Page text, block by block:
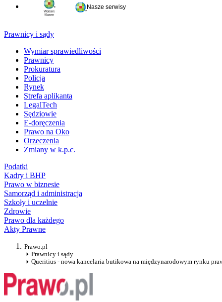
Nasze serwisy
Prawnicy i sądy
Wymiar sprawiedliwości
Prawnicy
Prokuratura
Policja
Rynek
Strefa aplikanta
LegalTech
Sędziowie
E-doręczenia
Prawo na Oko
Orzeczenia
Zmiany w k.p.c.
Podatki
Kadry i BHP
Prawo w biznesie
Samorząd i administracja
Szkoły i uczelnie
Zdrowie
Prawo dla każdego
Akty Prawne
Prawo.pl
Prawnicy i sądy
Queritius - nowa kancelaria butikowa na międzynarodowym rynku